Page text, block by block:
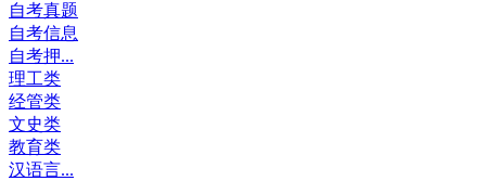
自考真题
自考信息
自考押...
理工类
经管类
文史类
教育类
汉语言...